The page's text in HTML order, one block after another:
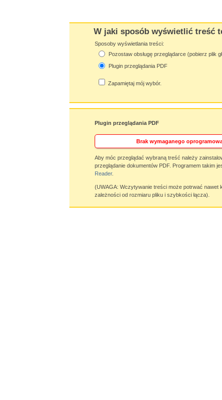
W jaki sposób wyświetlić treść
Sposoby wyświetlania treści:
Pozostaw obsługę przeglądarce (pobierz plik
Plugin przeglądania PDF
Zapamiętaj mój wybór.
Plugin przeglądania PDF
Brak wymaganego
Aby móc przeglądać wybraną treść należy
przeglądanie dokumentów PDF. Programem takim
Reader.
(UWAGA: Wczytywanie treści może potrwać nawet
zależności od rozmiaru pliku i szybkości łącza).